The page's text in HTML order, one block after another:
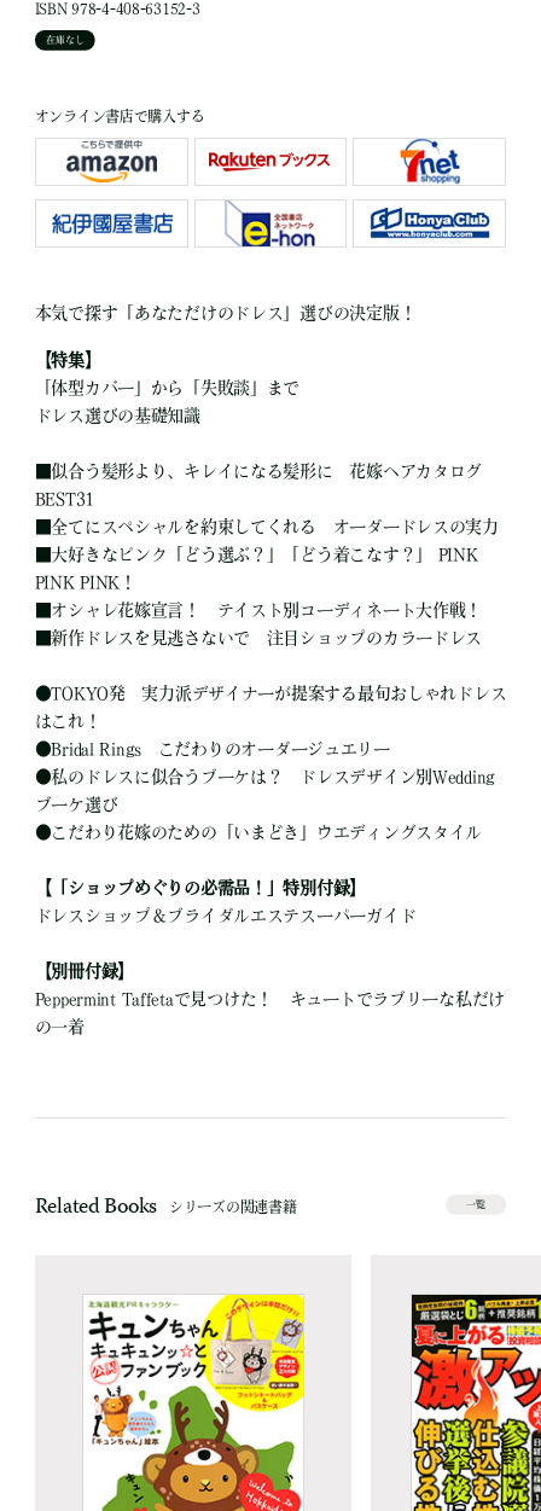
ISBN 978-4-408-63152-3
在庫なし
オンライン書店で購入する
本気で探す「あなただけのドレス」選びの決定版！
【特集】
「体型カバー」から「失敗談」まで
ドレス選びの基礎知識
■似合う髪形より、キレイになる髪形に 花嫁ヘアカタログ
BEST31
■全てにスペシャルを約束してくれる オーダードレスの実力
■大好きなピンク「どう選ぶ？」「どう着こなす？」 PINK
PINK PINK！
オシャレ花嫁宣言！ テイスト別コーディネート大作戦！
■新作ドレスを見逃さないで 注目ショップのカラードレス
●TOKYO発 実力派デザイナーが提案する最旬おしゃれドレス
はこれ！
●Bridal Rings こだわりのオーダージュエリー
●私のドレスに似合うブーケは？ ドレスデザイン別Wedding
ブーケ選び
●こだわり花嫁のための「いまどき」ウエディングスタイル
【「ショップめぐりの必需品！」特別付録】
ドレスショップ＆ブライダルエステスーパーガイド
【別冊付録】
Peppermint Taffetaで見つけた！ キュートでラブリーな私だけ
の一着
Related Books シリーズの関連書籍 一覧